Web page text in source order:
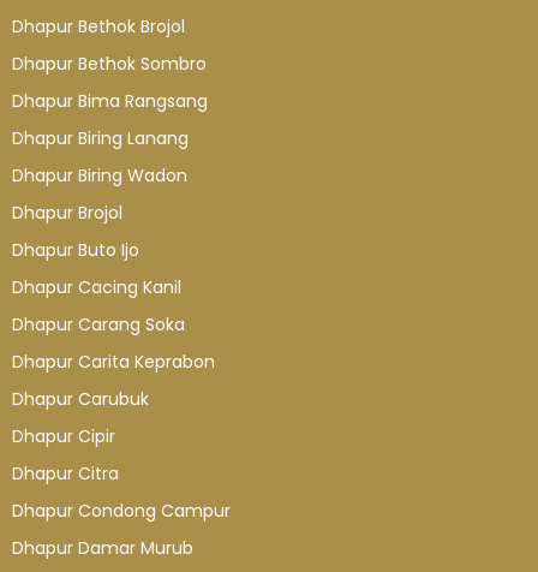
Dhapur Bethok Brojol
Dhapur Bethok Sombro
Dhapur Bima Rangsang
Dhapur Biring Lanang
Dhapur Biring Wadon
Dhapur Brojol
Dhapur Buto Ijo
Dhapur Cacing Kanil
Dhapur Carang Soka
Dhapur Carita Keprabon
Dhapur Carubuk
Dhapur Cipir
Dhapur Citra
Dhapur Condong Campur
Dhapur Damar Murub